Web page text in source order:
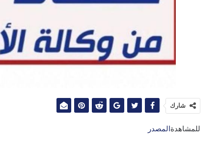
شارك
للمشاهدة المصدر